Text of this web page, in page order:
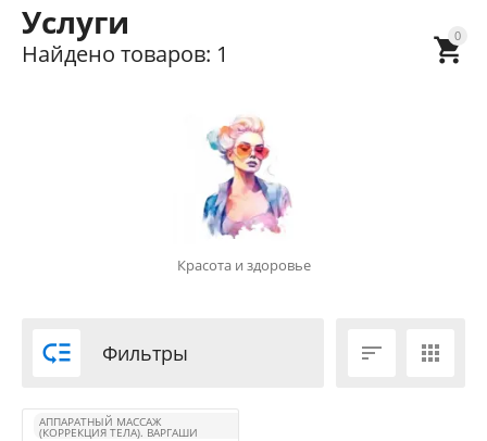
0

Услуги
Найдено товаров: 1
Красота и здоровье
 Фильтры  
АППАРАТНЫЙ МАССАЖ
(КОРРЕКЦИЯ ТЕЛА). ВАРГАШИ